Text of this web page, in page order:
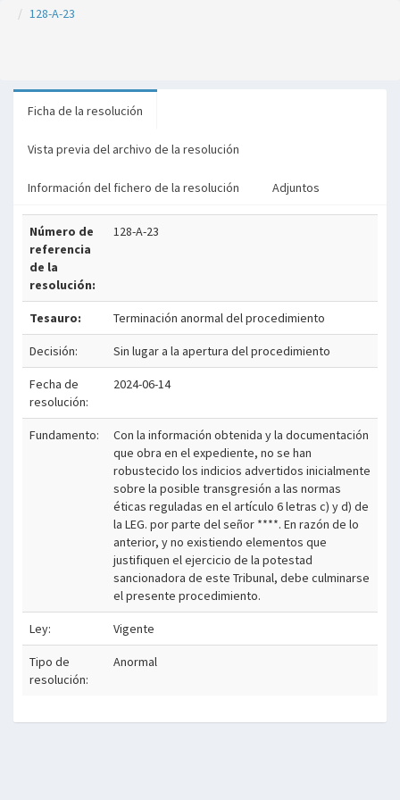
128-A-23
Ficha de la resolución
Vista previa del archivo de la resolución
Información del fichero de la resolución Adjuntos
Número de
referencia
de la
resolución:
128-A-23
Tesauro: Terminación anormal del procedimiento
Decisión: Sin lugar a la apertura del procedimiento
Fecha de
resolución:
2024-06-14
Fundamento:
Con la información obtenida y la documentación
que obra en el expediente, no se han
robustecido los indicios advertidos inicialmente
sobre la posible transgresión a las normas
éticas reguladas en el artículo 6 letras c) y d) de
la LEG. por parte del señor ****. En razón de lo
anterior, y no existiendo elementos que
justifiquen el ejercicio de la potestad
sancionadora de este Tribunal, debe culminarse
el presente procedimiento.
Ley: Vigente
Tipo de
resolución:
Anormal